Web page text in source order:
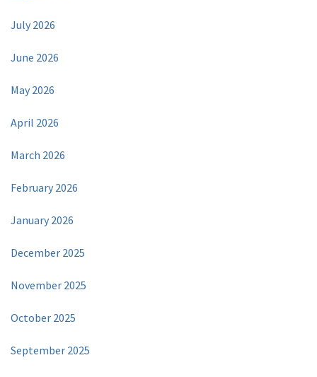
July 2026
June 2026
May 2026
April 2026
March 2026
February 2026
January 2026
December 2025
November 2025
October 2025
September 2025